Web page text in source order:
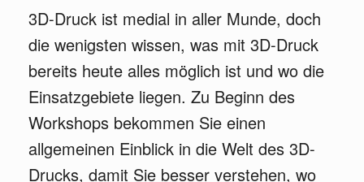
3D-Druck ist medial in aller Munde, doch
die wenigsten wissen, was mit 3D-Druck
bereits heute alles möglich ist und wo die
Einsatzgebiete liegen. Zu Beginn des
Workshops bekommen Sie einen
allgemeinen Einblick in die Welt des 3D-
Drucks, damit Sie besser verstehen, wo